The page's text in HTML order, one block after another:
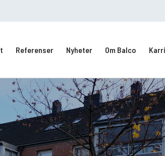
Referenser Nyheter Om Balco